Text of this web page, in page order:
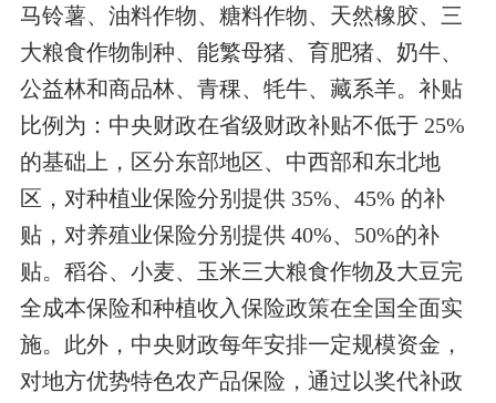
马铃薯、油料作物、糖料作物、天然橡胶、三
大粮食作物制种、能繁母猪、育肥猪、奶牛、
公益林和商品林、青稞、牦牛、藏系羊。补贴
比例为：中央财政在省级财政补贴不低于 25%
的基础上，区分东部地区、中西部和东北地
区，对种植业保险分别提供 35%、45% 的补
贴，对养殖业保险分别提供 40%、50%的补
贴。稻谷、小麦、玉米三大粮食作物及大豆完
全成本保险和种植收入保险政策在全国全面实
施。此外，中央财政每年安排一定规模资金，
对地方优势特色农产品保险，通过以奖代补政